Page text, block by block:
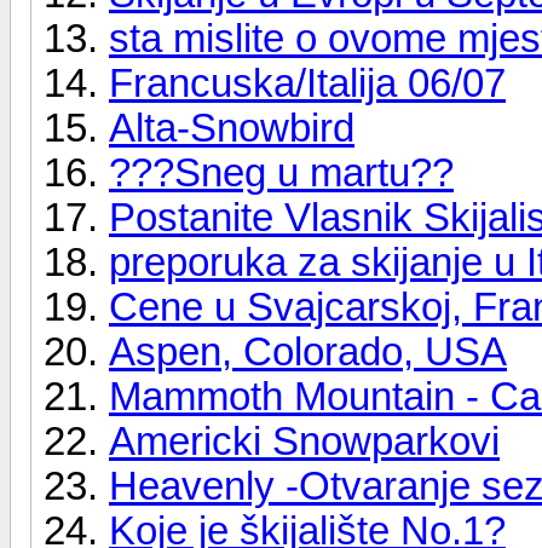
sta mislite o ovome
Francuska/Italija 06/07
Alta-Snowbird
???Sneg u martu??
Postanite Vlasnik
preporuka za skijanje u
Cene u Svajcarskoj,
Aspen, Colorado, USA
Mammoth Mountain -
Americki Snowparkovi
Heavenly -Otvaranje
Koje je škijalište No.1?